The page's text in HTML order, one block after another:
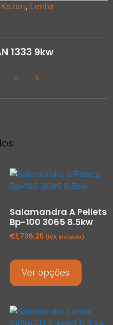
Kazan, Lenha
1333 9kw
Salamandra A Pellets
Bp-100 3065 8.5kw
€1,738.25 (IVA Incluído)
Ver opções